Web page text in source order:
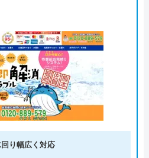
り幅広く対応